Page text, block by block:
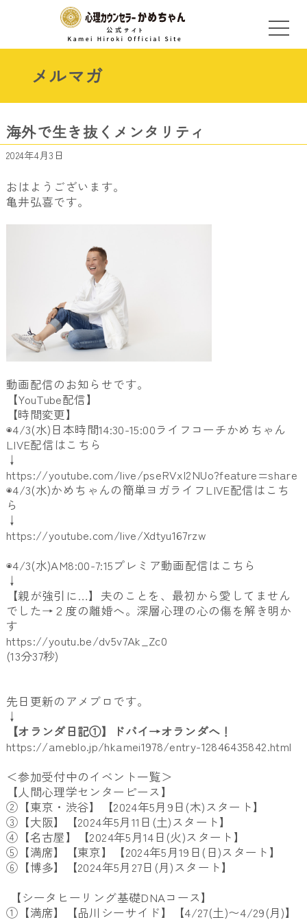
メルマガ
海外で生き抜くメンタリティ
2024年4月3日
おはようございます。
亀井弘喜です。
動画配信のお知らせです。
【YouTube配信】
【時間変更】
◉4/3(水)日本時間14:30-15:00ライフコーチかめちゃん
LIVE配信はこちら
↓
https://youtube.com/live/pseRVxI2NUo?feature=share
◉4/3(水)かめちゃんの簡単ヨガライフLIVE配信はこち
ら
↓
https://youtube.com/live/Xdtyu167rzw
◉4/3(水)AM8:00-7:15プレミア動画配信はこちら
↓
【親が強引に…】夫のことを、最初から愛してません
でした→２度の離婚へ。深層心理の心の傷を解き明か
す
https://youtu.be/dv5v7Ak_Zc0
(13分37秒)
先日更新のアメブロです。
↓
【オランダ日記①】ドバイ→オランダへ！
https://ameblo.jp/hkamei1978/entry-12846435842.html
＜参加受付中のイベント一覧＞
【人間心理学センターピース】
②【東京・渋谷】【2024年5月9日(木)スタート】
③【大阪】【2024年5月11日(土)スタート】
④【名古屋】【2024年5月14日(火)スタート】
⑤【満席】【東京】【2024年5月19日(日)スタート】
⑥【博多】【2024年5月27日(月)スタート】
【シータヒーリング基礎DNAコース】
①【満席】【品川シーサイド】【4/27(土)〜4/29(月)】